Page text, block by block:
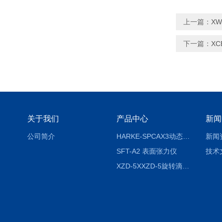
上一篇：
下一篇：
关于我们
公司简介
产品中心
HARKE-SPCAX3动态接触角测定仪系列
SFT-A2 表面张力仪
XZD-5XXZD-5旋转滴超低界面张力仪
新
新闻
技术